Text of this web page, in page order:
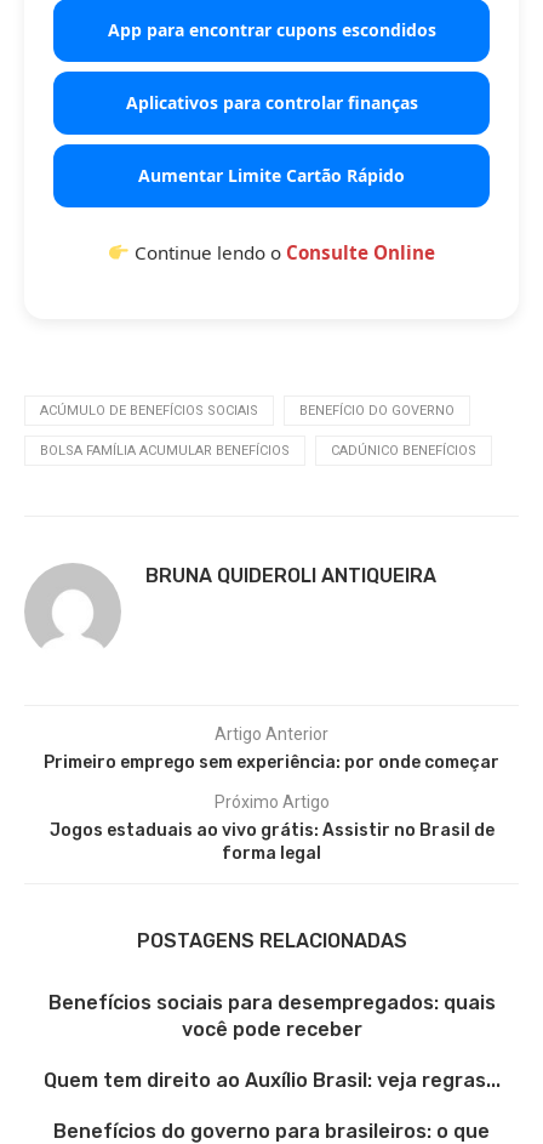
App para encontrar cupons escondidos
Aplicativos para controlar finanças
Aumentar Limite Cartão Rápido
Continue lendo o Consulte Online
ACÚMULO DE BENEFÍCIOS SOCIAIS BENEFÍCIO DO GOVERNO
BOLSA FAMÍLIA ACUMULAR BENEFÍCIOS CADÚNICO BENEFÍCIOS
BRUNA QUIDEROLI ANTIQUEIRA
Artigo Anterior
Primeiro emprego sem experiência: por onde começar
Próximo Artigo
Jogos estaduais ao vivo grátis: Assistir no Brasil de
forma legal
POSTAGENS RELACIONADAS
Benefícios sociais para desempregados: quais
você pode receber
Quem tem direito ao Auxílio Brasil: veja regras...
Benefícios do governo para brasileiros: o que